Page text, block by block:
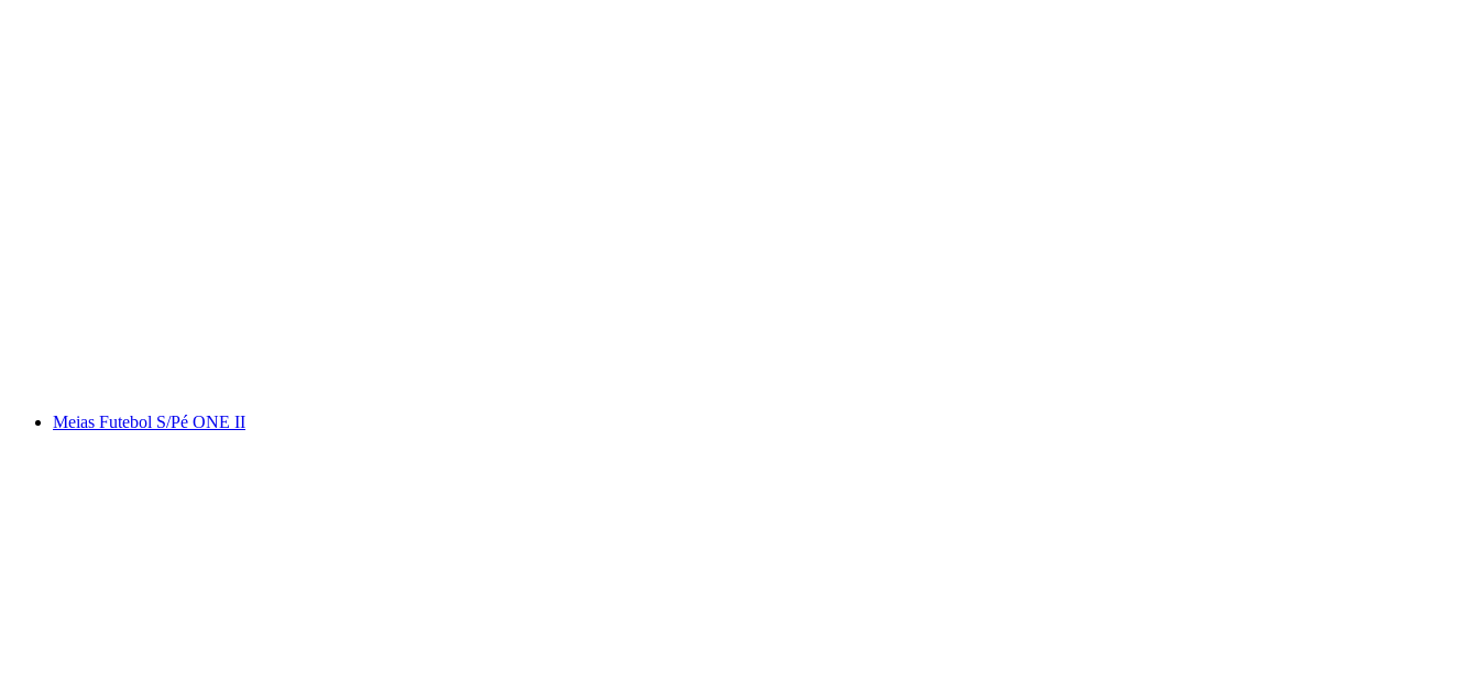
Meias Futebol S/Pé ONE II